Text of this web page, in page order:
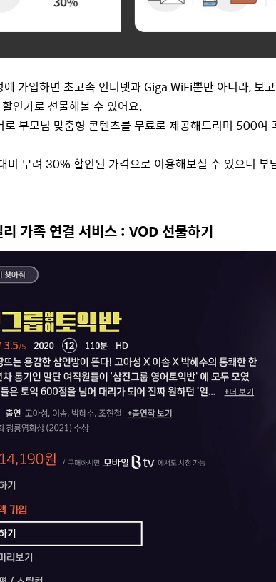
가입하면 초고속 인터넷과 Giga WiFi뿐만 아니라, 보
인가로 선물해볼 수 있어요.
로 부모님 맞춤형 콘텐츠를 무료로 제공해드리며 500여
비 무려 30% 할인된 가격으로 이용해보실 수 있으니 부
가족 연결 서비스 : VOD 선물하기